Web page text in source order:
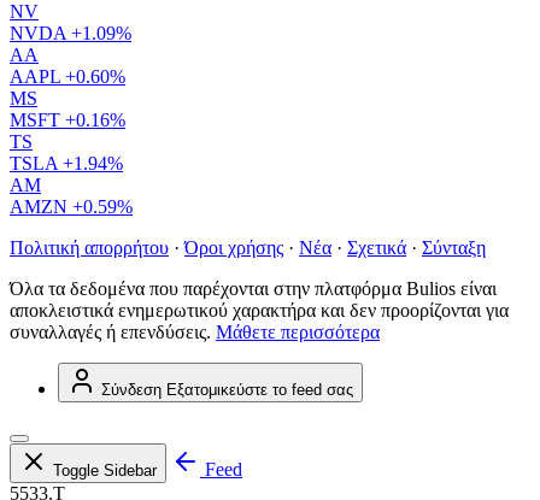
NV
NVDA +1.09%
AA
AAPL +0.60%
MS
MSFT +0.16%
TS
TSLA +1.94%
AM
AMZN +0.59%
Πολιτική απορρήτου · Όροι χρήσης · Νέα · Σχετικά · Σύνταξη
Όλα τα δεδομένα που παρέχονται στην πλατφόρμα Bulios είναι
αποκλειστικά ενημερωτικού χαρακτήρα και δεν προορίζονται για
συναλλαγές ή επενδύσεις. Μάθετε περισσότερα
Σύνδεση Εξατομικεύστε το feed σας
Toggle Sidebar
Feed
5533.T